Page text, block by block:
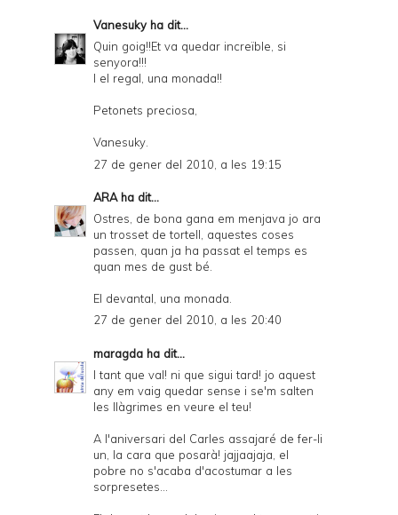
Vanesukyha dit...
Quin goig!!Et va quedar increïble, si
senyora!!!
I el regal, una monada!!
Petonets preciosa,
Vanesuky.
27 de gener del 2010, a les 19:15
ARAha dit...
Ostres, de bona gana em menjava jo ara
un trosset de tortell, aquestes coses
passen, quan ja ha passat el temps es
quan mes de gust bé.
El devantal, una monada.
27 de gener del 2010, a les 20:40
maragda ha dit...
I tant que val! ni que sigui tard! jo aquest
any em vaig quedar sense i se'm salten
les llàgrimes en veure el teu!
A l'aniversari del Carles assajaré de fer-li
un, la cara que posarà! jajjaajaja, el
pobre no s'acaba d'acostumar a les
sorpresetes...